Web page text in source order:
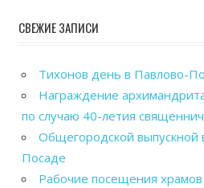
СВЕЖИЕ ЗАПИСИ
Тихонов день в Павлово-
Награждение
по случаю 40-летия
Общегородской выпускной
Посаде
Рабочие посещения